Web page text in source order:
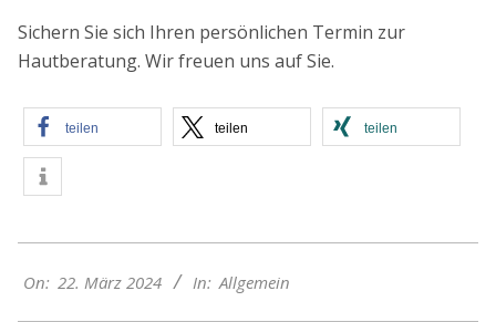
Sichern Sie sich Ihren persönlichen Termin zur
Hautberatung. Wir freuen uns auf Sie.
teilen teilen teilen
03-
On: 22. März 2024 In: Allgemein